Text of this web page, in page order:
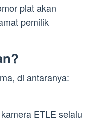
plat akan
pemilik
di antaranya:
ETLE selalu